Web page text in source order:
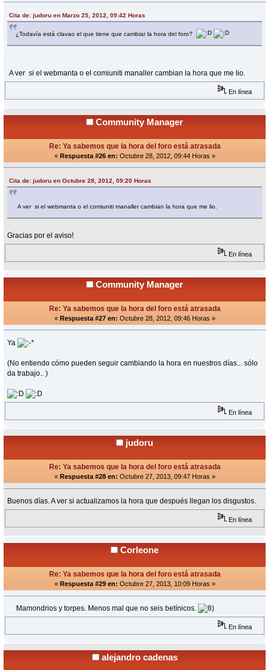
Cita de: judoru en Marzo 25, 2012, 09:42 Horas
¿Todavía está clavao el que tiene que cambiar la hora del foro?
A ver si el webmanta o el comiuniti manaller cambian la hora que me lio.
En línea
Community Manager
Re: Ya sabemos que la hora del foro está atrasada
« Respuesta #26 en: Octubre 28, 2012, 09:44 Horas »
Cita de: judoru en Octubre 28, 2012, 09:20 Horas
A ver si el webmanta o el comiuniti manaller cambian la hora que me lio.
Gracias por el aviso!
En línea
Community Manager
Re: Ya sabemos que la hora del foro está atrasada
« Respuesta #27 en: Octubre 28, 2012, 09:46 Horas »
Ya
(No entiendo cómo pueden seguir cambiando la hora en nuestros días... sólo
da trabajo.. )
En línea
judoru
Re: Ya sabemos que la hora del foro está atrasada
« Respuesta #28 en: Octubre 27, 2013, 09:47 Horas »
Buenos días. A ver si actualizamos la hora que después llegan los disgustos.
En línea
Corleone
Re: Ya sabemos que la hora del foro está atrasada
« Respuesta #29 en: Octubre 27, 2013, 10:09 Horas »
Mamondrios y torpes. Menos mal que no seis betínicos.
En línea
alejandro cadenas